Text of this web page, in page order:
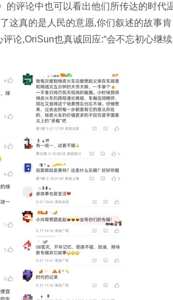
的评论中也可以看出他们所传达的时代
这真的是人民的意愿,你们叙述的故事肯
论,OriSun也真诚回应:“会不忘初心继续